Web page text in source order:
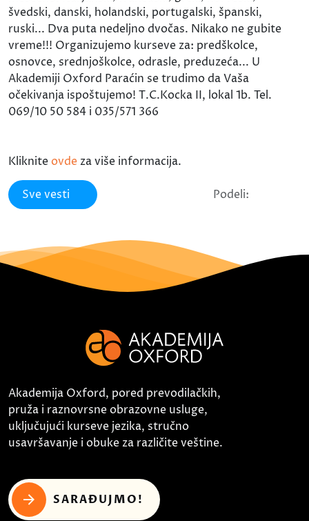
švedski, danski, holandski, portugalski, španski,
ruski... Dva puta nedeljno dvočas. Nikako ne gubite
vreme!!! Organizujemo kurseve za: predškolce,
osnovce, srednjoškolce, odrasle, preduzeća... U
Akademiji Oxford Paraćin se trudimo da Vaša
očekivanja ispoštujemo! T.C.Kocka II, lokal 1b. Tel.
069/10 50 584 i 035/571 366
Kliknite ovde za više informacija.
Sve vesti Podeli:
Akademija Oxford, pored prevodilačkih,
pruža i raznovrsne obrazovne usluge,
uključujući kurseve jezika, stručno
usavršavanje i obuke za različite veštine.
SARAĐUJMO!